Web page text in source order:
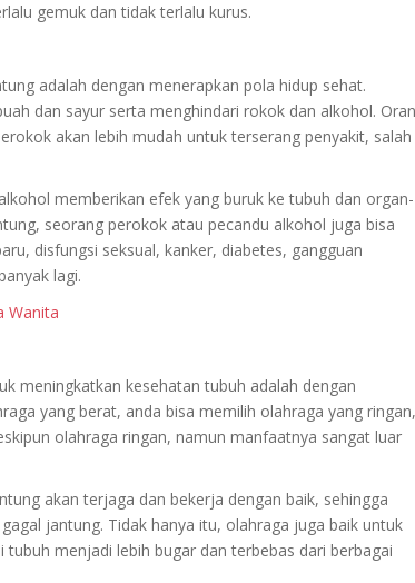
gemuk dan tidak terlalu kurus.
adalah dengan menerapkan pola hidup sehat.
dan sayur serta menghindari rokok dan alkohol.
akan lebih mudah untuk terserang penyakit, salah
memberikan efek yang buruk ke tubuh dan organ-
seorang perokok atau pecandu alkohol juga bisa
disfungsi seksual, kanker, diabetes, gangguan
lagi.
Wanita
meningkatkan kesehatan tubuh adalah dengan
yang berat, anda bisa memilih olahraga yang ringan,
olahraga ringan, namun manfaatnya sangat luar
akan terjaga dan bekerja dengan baik, sehingga
jantung. Tidak hanya itu, olahraga juga baik untuk
menjadi lebih bugar dan terbebas dari berbagai